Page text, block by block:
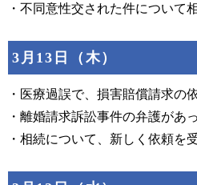
・不同意性交された件について
3月13日（木）
・医療過誤で、損害賠償請求の
・離婚請求訴訟事件の弁護があっ
・相続について、新しく依頼を